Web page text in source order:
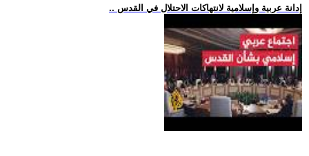
.. إدانة عربية وإسلامية لانتهاكات الاحتلال في القدس